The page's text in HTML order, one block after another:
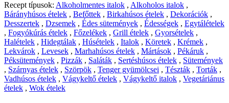
Recept típusok: Alkoholmentes italok , Alkoholos italok ,
Bárányhúsos ételek , Befőttek , Birkahúsos ételek , Dekorációk ,
Desszertek , Dzsemek , Édes sütemények , Édességek , Egytálételek
, Fogyókúrás ételek , Főzelékek , Grill ételek , Gyorsételek ,
Halételek , Hidegtálak , Húsételek , Italok , Köretek , Krémek ,
Lekvárok , Levesek , Marhahúsos ételek , Mártások , Pékáruk ,
Péksütemények , Pizzák , Saláták , Sertéshúsos ételek , Sütemények
, Szárnyas ételek , Szörpök , Tenger gyümölcsei , Tészták , Torták ,
Vadhúsos ételek , Vágykeltő ételek , Vágykeltő italok , Vegetáriánus
ételek , Wok ételek